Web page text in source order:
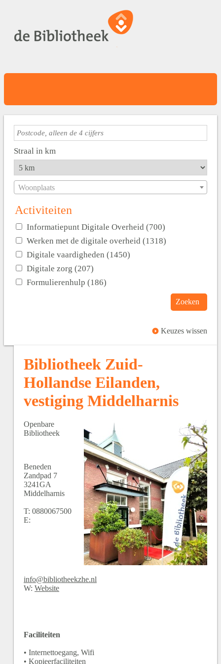
Straal in km
Woonplaats
Activiteiten
Informatiepunt Digitale Overheid (700)
Werken met de digitale overheid (1318)
Digitale vaardigheden (1450)
Digitale zorg (207)
Formulierenhulp (186)
Zoeken
Keuzes wissen
Bibliotheek Zuid-
Hollandse Eilanden,
vestiging Middelharnis
Openbare
Bibliotheek
Beneden
Zandpad 7
3241GA
Middelharnis
T: 0880067500
E:
info@bibliotheekzhe.nl
W: Website
Faciliteiten
• Internettoegang, Wifi
• Kopieerfaciliteiten